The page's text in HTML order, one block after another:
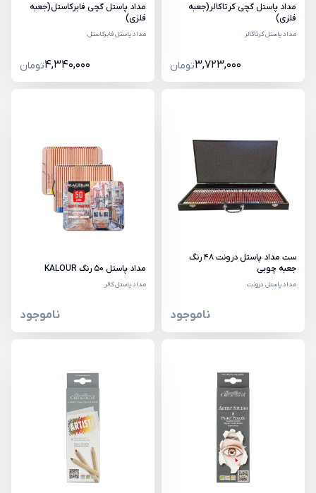
مداد پاستل گچی کرتاکالر(جعبه
فلزی)
مداد پاستل کرتاکالر
3,723,000تومان
مداد پاستل گچی فابرکاستل(جعبه
فلزی)
مداد پاستل فابرکاستل
4,340,000تومان
ست مداد پاستل درونت 48 رنگ
جعبه چوبی
مداد پاستل درونت
ناموجود
مداد پاستل 50 رنگ KALOUR
مداد پاستل کالر
ناموجود